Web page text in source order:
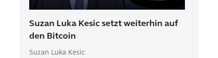
Suzan Luka Kesic setzt weiterhin auf
den Bitcoin
Suzan Luka Kesic